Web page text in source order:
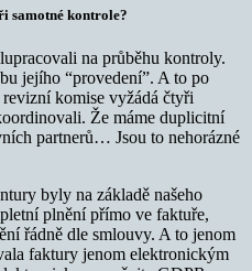
samotné kontrole?
na průběhu kontroly.
jejího “provedení”. A to po
komise vyžádá čtyři
Že máme duplicitní
partnerů… Jsou to nehorázné
byly na základě našeho
plnění přímo ve faktuře,
řádně dle smlouvy. A to jenom
faktury jenom elektronickým